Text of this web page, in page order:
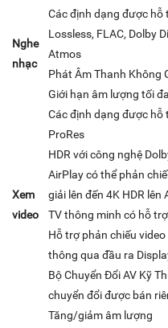
Nghe
nhạc
Các định dạng được hỗ
Lossless, FLAC, Dolby
Atmos
Phát Âm Thanh Không
Giới hạn âm lượng tối
Xem
video
Các định dạng được hỗ
ProRes
HDR với công nghệ
AirPlay có thể phản
giải lên đến 4K HDR
TV thông minh có hỗ
Hỗ trợ phản chiếu video
thông qua đầu ra
Bộ Chuyển Đổi AV Kỹ
chuyển đổi được bán
Tăng/giảm âm lượng